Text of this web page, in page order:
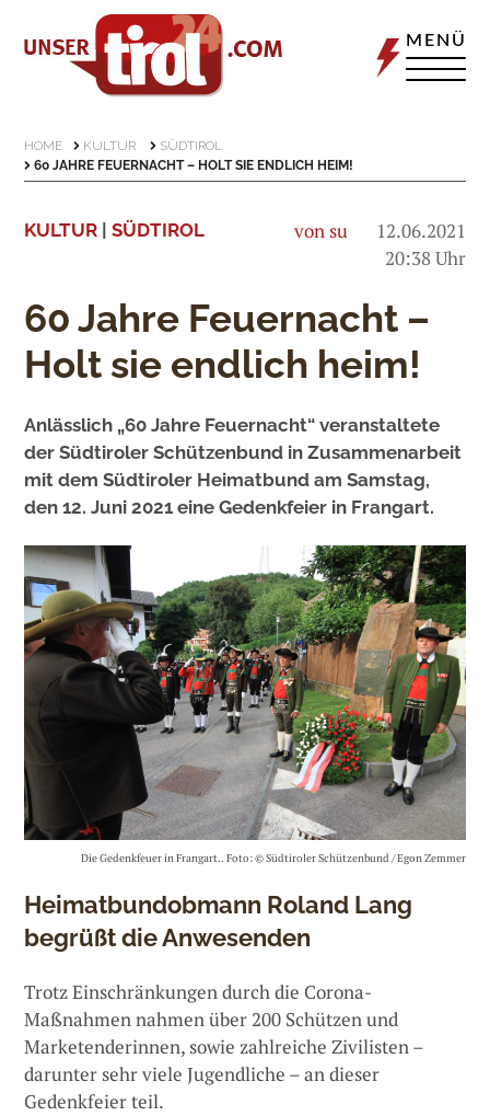
MENÜ
HOME KULTUR
SÜDTIROL
60 JAHRE FEUERNACHT – HOLT SIE ENDLICH HEIM!
KULTUR SÜDTIROL von su
12.06.2021
20:38 Uhr
60 Jahre Feuernacht –
Holt sie endlich heim!
Anlässlich „60 Jahre Feuernacht“ veranstaltete
der Südtiroler Schützenbund in Zusammenarbeit
mit dem Südtiroler Heimatbund am Samstag,
den 12. Juni 2021 eine Gedenkfeier in Frangart.
Die Gedenkfeuer in Frangart.. Foto: © Südtiroler Schützenbund / Egon Zemmer
Heimatbundobmann Roland Lang
begrüßt die Anwesenden
Trotz Einschränkungen durch die Corona-
Maßnahmen nahmen über 200 Schützen und
Marketenderinnen, sowie zahlreiche Zivilisten –
darunter sehr viele Jugendliche – an dieser
Gedenkfeier teil.